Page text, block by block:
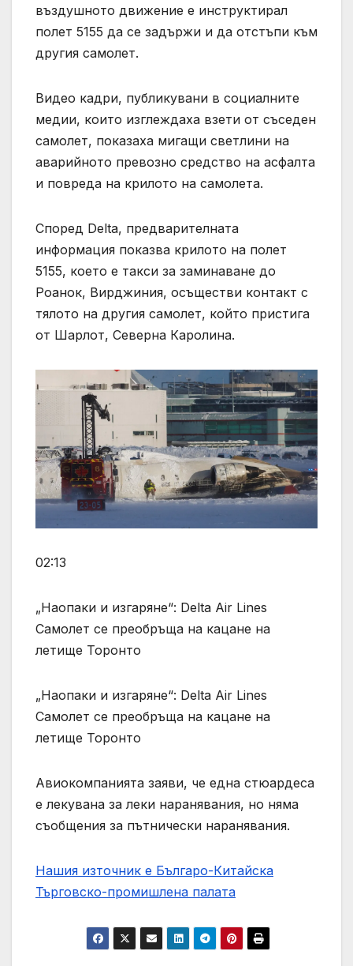
въздушното движение е инструктирал
полет 5155 да се задържи и да отстъпи към
другия самолет.
Видео кадри, публикувани в социалните
медии, които изглеждаха взети от съседен
самолет, показаха мигащи светлини на
аварийното превозно средство на асфалта
и повреда на крилото на самолета.
Според Delta, предварителната
информация показва крилото на полет
5155, което е такси за заминаване до
Роанок, Вирджиния, осъществи контакт с
тялото на другия самолет, който пристига
от Шарлот, Северна Каролина.
02:13
„Наопаки и изгаряне“: Delta Air Lines
Самолет се преобръща на кацане на
летище Торонто
„Наопаки и изгаряне“: Delta Air Lines
Самолет се преобръща на кацане на
летище Торонто
Авиокомпанията заяви, че една стюардеса
е лекувана за леки наранявания, но няма
съобщения за пътнически наранявания.
Нашия източник е Българо-Китайска
Търговско-промишлена палaта